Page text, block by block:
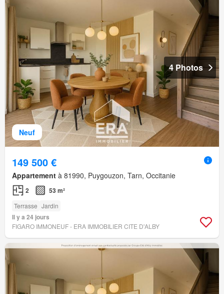
Neuf
4 Photos
149 500 €
Appartement à 81990, Puygouzon, Tarn, Occitanie
2 53 m²
Terrasse Jardin
Il y a 24 jours
FIGARO IMMONEUF - ERA IMMOBILIER CITE D'ALBY